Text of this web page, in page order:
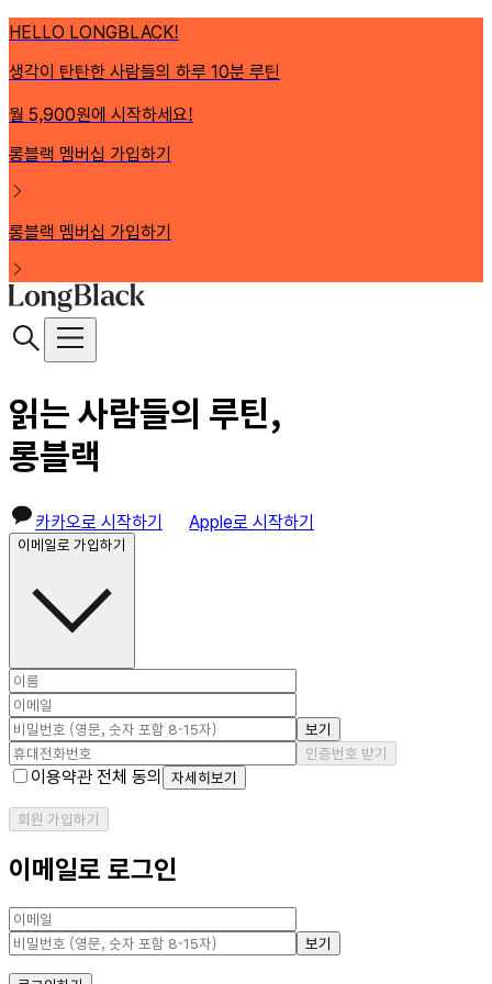
HELLO LONGBLACK!
생각이 탄탄한 사람들의 하루 10분 루틴
월 5,900원에 시작하세요!
롱블랙 멤버십 가입하기
롱블랙 멤버십 가입하기
읽는 사람들의 루틴,
롱블랙
카카오로 시작하기 Apple로 시작하기
이메일로 가입하기
보기
인증번호 받기
이용약관 전체 동의 자세히보기
회원 가입하기
이메일로 로그인
보기